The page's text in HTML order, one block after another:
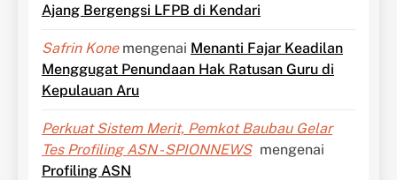
Ajang Bergengsi LFPB di Kendari
Safrin Konemengenai Menanti Fajar Keadilan
Menggugat Penundaan Hak Ratusan Guru di
Kepulauan Aru
Perkuat Sistem Merit, Pemkot Baubau Gelar
Tes Profiling ASN - SPIONNEWS mengenai
Profiling ASN